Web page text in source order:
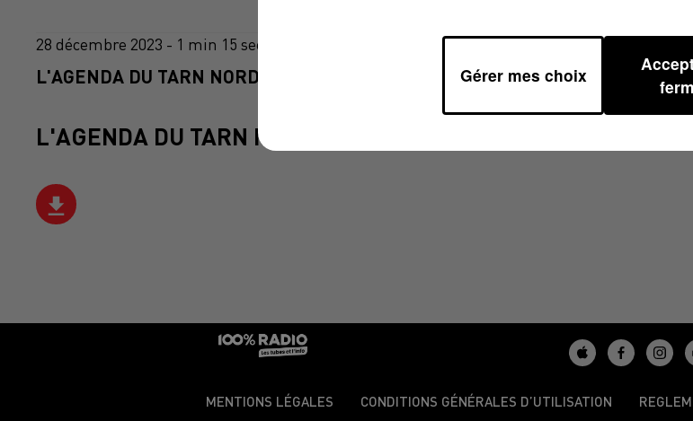
28 décembre 2023 - 1 min 15 sec
L'AGENDA DU TARN NORD DU 28/12/2023 À 16H35
L'AGENDA DU TARN NORD
MENTIONS LÉGALES CONDITIONS GÉNÉRALES D’UTILISATION
Gérer mes choix